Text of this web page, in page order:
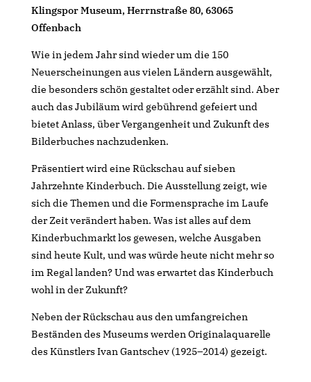
Klingspor Museum, Herrnstraße 80, 63065
Offenbach
Wie in jedem Jahr sind wieder um die 150
Neuerscheinungen aus vielen Ländern ausgewählt,
die besonders schön gestaltet oder erzählt sind. Aber
auch das Jubiläum wird gebührend gefeiert und
bietet Anlass, über Vergangenheit und Zukunft des
Bilderbuches nachzudenken.
Präsentiert wird eine Rückschau auf sieben
Jahrzehnte Kinderbuch. Die Ausstellung zeigt, wie
sich die Themen und die Formensprache im Laufe
der Zeit verändert haben. Was ist alles auf dem
Kinderbuchmarkt los gewesen, welche Ausgaben
sind heute Kult, und was würde heute nicht mehr so
im Regal landen? Und was erwartet das Kinderbuch
wohl in der Zukunft?
Neben der Rückschau aus den umfangreichen
Beständen des Museums werden Originalaquarelle
des Künstlers Ivan Gantschev (1925–2014) gezeigt.